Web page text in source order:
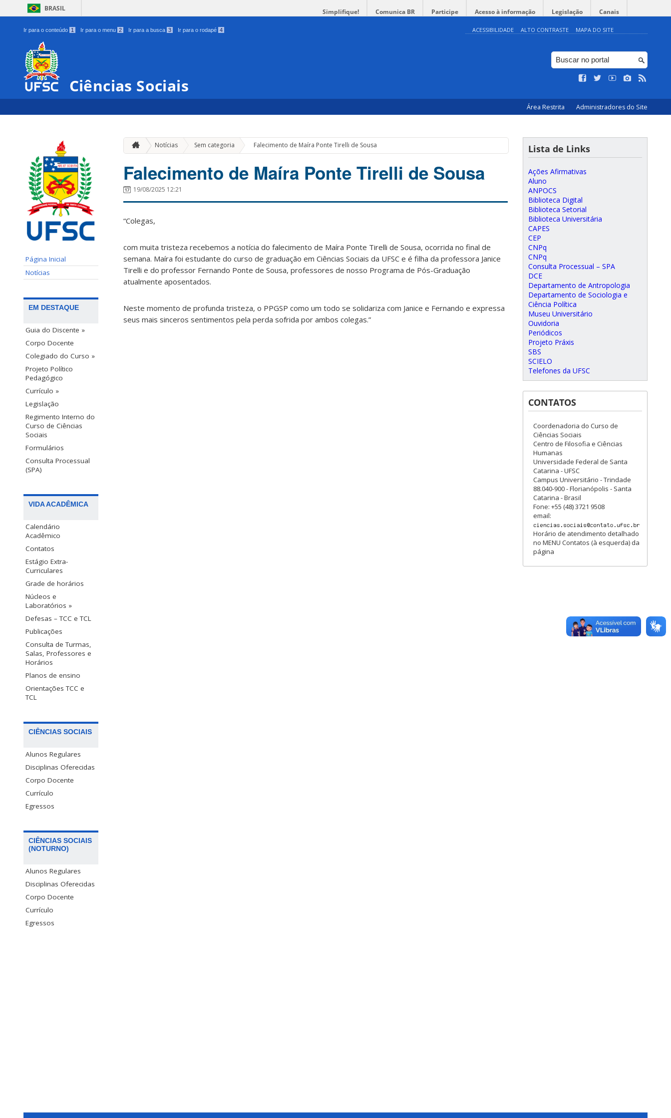
BRASIL Simplifique! Comunica BR Participe Acesso à informação Legislação Canais
Ir para o conteúdo 1 Ir para o menu 2 Ir para a busca 3 Ir para o rodapé 4 ACESSIBILIDADE ALTO CONTRASTE MAPA DO SITE
Ciências Sociais
Área Restrita Administradores do Site
Página Inicial
Notícias
EM DESTAQUE
Guia do Discente »
Corpo Docente
Colegiado do Curso »
Projeto Político
Pedagógico
Currículo »
Legislação
Regimento Interno do
Curso de Ciências
Sociais
Formulários
Consulta Processual
(SPA)
VIDA ACADÊMICA
Calendário
Acadêmico
Contatos
Estágio Extra-
Curriculares
Grade de horários
Núcleos e
Laboratórios »
Defesas – TCC e TCL
Publicações
Consulta de Turmas,
Salas, Professores e
Horários
Planos de ensino
Orientações TCC e
TCL
CIÊNCIAS SOCIAIS
Alunos Regulares
Disciplinas Oferecidas
Corpo Docente
Currículo
Egressos
CIÊNCIAS SOCIAIS
(NOTURNO)
Alunos Regulares
Disciplinas Oferecidas
Corpo Docente
Currículo
Egressos
Notícias Sem categoria » Falecimento de Maíra Ponte Tirelli de Sousa
Falecimento de Maíra Ponte Tirelli de Sousa
19/08/2025 12:21
“Colegas,
com muita tristeza recebemos a notícia do falecimento de Maíra Ponte Tirelli de Sousa, ocorrida no final de
semana. Maíra foi estudante do curso de graduação em Ciências Sociais da UFSC e é filha da professora Janice
Tirelli e do professor Fernando Ponte de Sousa, professores de nosso Programa de Pós-Graduação
atualmente aposentados.
Neste momento de profunda tristeza, o PPGSP como um todo se solidariza com Janice e Fernando e expressa
seus mais sinceros sentimentos pela perda sofrida por ambos colegas.”
Lista de Links
Ações Afirmativas
Aluno
ANPOCS
Biblioteca Digital
Biblioteca Setorial
Biblioteca Universitária
CAPES
CEP
CNPq
CNPq
Consulta Processual – SPA
DCE
Departamento de Antropologia
Departamento de Sociologia e
Ciência Política
Museu Universitário
Ouvidoria
Periódicos
Projeto Práxis
SBS
SCIELO
Telefones da UFSC
CONTATOS
Coordenadoria do Curso de
Ciências Sociais
Centro de Filosofia e Ciências
Humanas
Universidade Federal de Santa
Catarina - UFSC
Campus Universitário - Trindade
88.040-900 - Florianópolis - Santa
Catarina - Brasil
Fone: +55 (48) 3721 9508
email:
Horário de atendimento detalhado
no MENU Contatos (à esquerda) da
página